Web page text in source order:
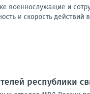
военнослужащие и
и скорость
республики